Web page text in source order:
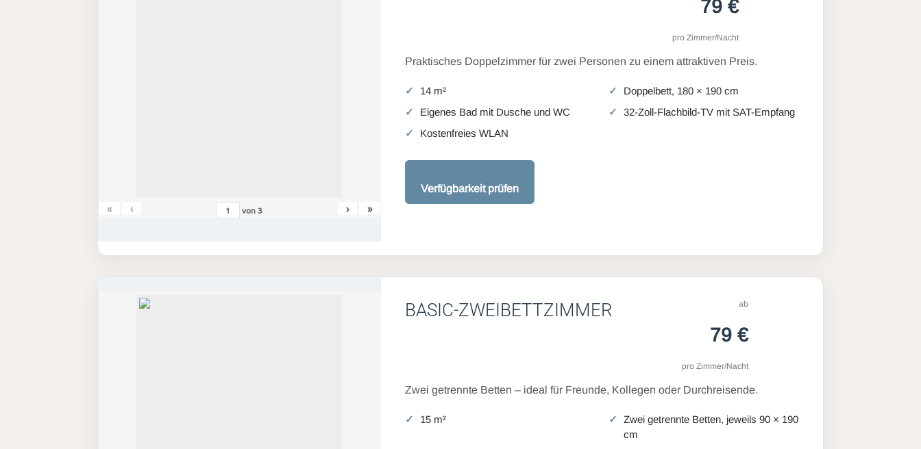
« ‹ von3 › »
79 €
pro Zimmer/Nacht
Praktisches Doppelzimmer für zwei Personen zu einem attraktiven Preis.
14 m²
Doppelbett, 180 × 190 cm
Eigenes Bad mit Dusche und WC
32-Zoll-Flachbild-TV mit SAT-Empfang
Kostenfreies WLAN
Verfügbarkeit prüfen
BASIC-ZWEIBETTZIMMER ab
79 €
pro Zimmer/Nacht
Zwei getrennte Betten – ideal für Freunde, Kollegen oder Durchreisende.
15 m²
Zwei getrennte Betten, jeweils 90 × 190
cm